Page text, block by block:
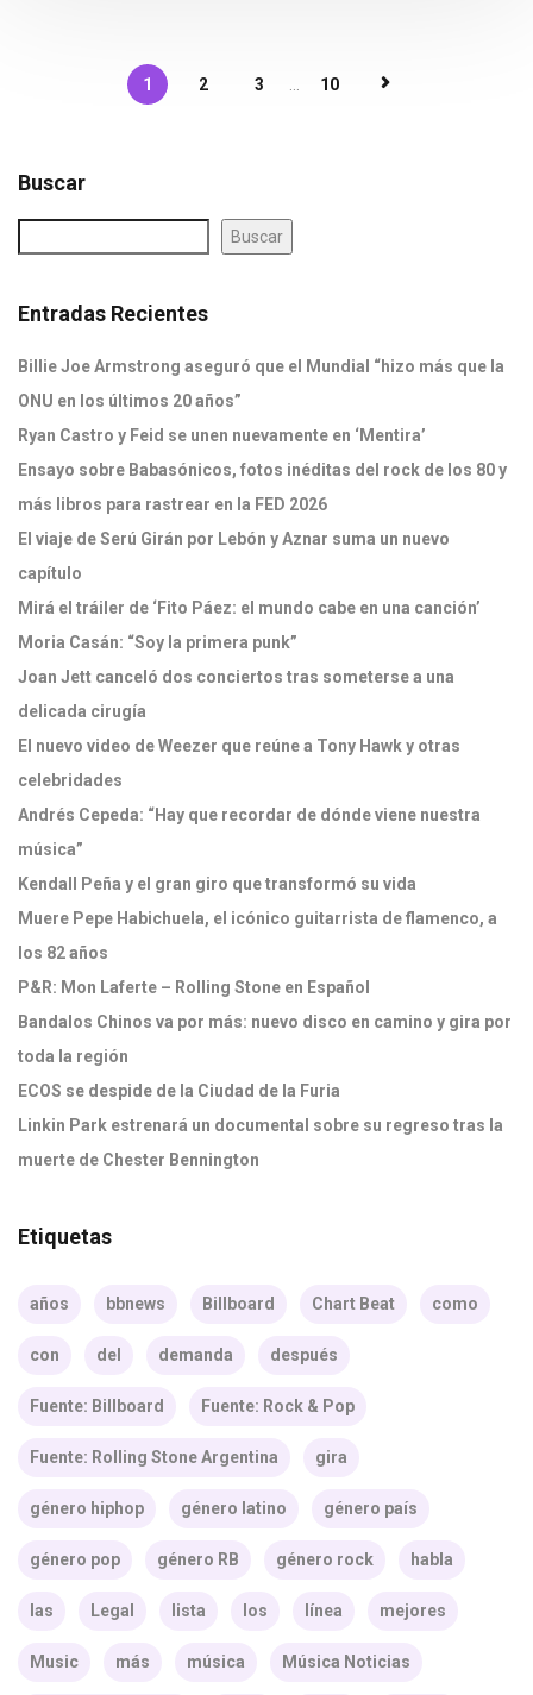
1 2 3 10
Buscar
Buscar
Entradas Recientes
Billie Joe Armstrong aseguró que el Mundial “hizo más que la
ONU en los últimos 20 años”
Ryan Castro y Feid se unen nuevamente en ‘Mentira’
Ensayo sobre Babasónicos, fotos inéditas del rock de los 80 y
más libros para rastrear en la FED 2026
El viaje de Serú Girán por Lebón y Aznar suma un nuevo
capítulo
Mirá el tráiler de ‘Fito Páez: el mundo cabe en una canción’
Moria Casán: “Soy la primera punk”
Joan Jett canceló dos conciertos tras someterse a una
delicada cirugía
El nuevo video de Weezer que reúne a Tony Hawk y otras
celebridades
Andrés Cepeda: “Hay que recordar de dónde viene nuestra
música”
Kendall Peña y el gran giro que transformó su vida
Muere Pepe Habichuela, el icónico guitarrista de flamenco, a
los 82 años
P&R: Mon Laferte – Rolling Stone en Español
Bandalos Chinos va por más: nuevo disco en camino y gira por
toda la región
ECOS se despide de la Ciudad de la Furia
Linkin Park estrenará un documental sobre su regreso tras la
muerte de Chester Bennington
Etiquetas
años bbnews Billboard Chart Beat como
con del demanda después
Fuente: Billboard Fuente: Rock & Pop
Fuente: Rolling Stone Argentina gira
género hiphop género latino género país
género pop género RB género rock habla
las Legal lista los línea mejores
Music más música Música Noticias